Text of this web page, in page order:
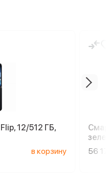
12/512 ГБ,
в корзину
56